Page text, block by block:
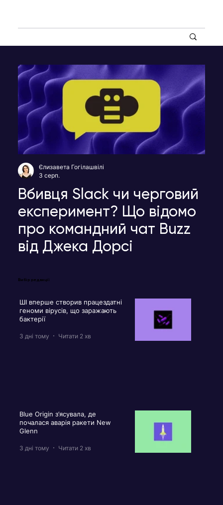
Вбивця Slack чи черговий
експеримент? Що відомо
про командний чат Buzz
від Джека Дорсі
Єлизавета Гогілашвілі
3 серп.
Вибір редакції
ШІ вперше створив працездатні
геноми вірусів, що заражають
бактерії
3 дні тому Читати 2 хв
Blue Origin з’ясувала, де
почалася аварія ракети New
Glenn
3 дні тому Читати 2 хв